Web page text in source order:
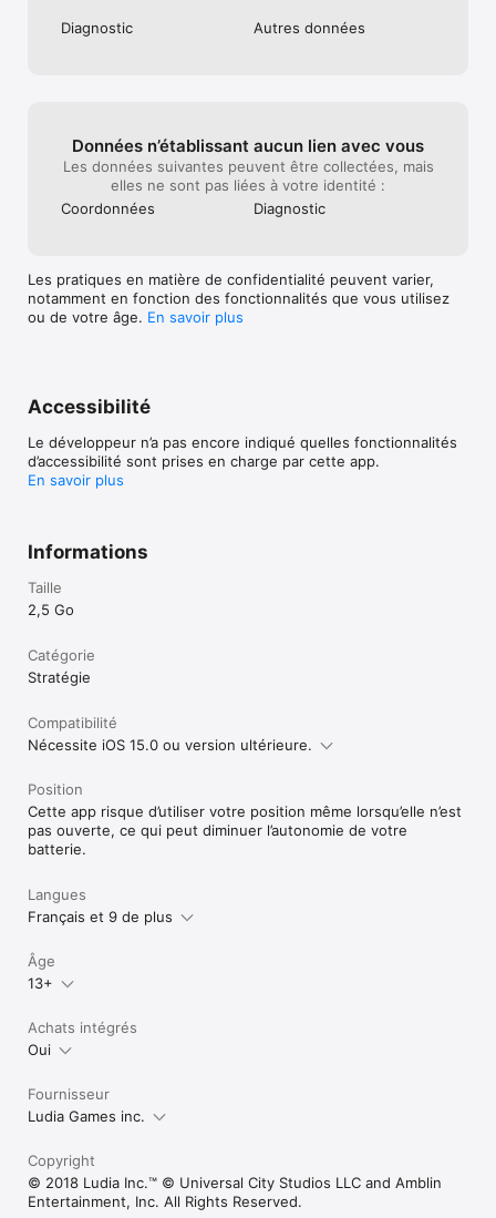
Entertainment, Inc. Licence distribuée par Universal Studios.
Tous droits réservés.
Diagnostic Autres données
Données n’établissant aucun lien avec vous
Les données suivantes peuvent être collectées, mais
elles ne sont pas liées à votre identité :
Coordonnées
Diagnostic
Les pratiques en matière de confidentialité peuvent varier,
notamment en fonction des fonctionnalités que vous utilisez
ou de votre âge. En savoir plus
Accessibilité
Le développeur n’a pas encore indiqué quelles fonctionnalités
d’accessibilité sont prises en charge par cette app.
En savoir plus
Informations
Taille
2,5 Go
Catégorie
Stratégie
Compatibilité
Nécessite iOS 15.0 ou version ultérieure.
Position
Cette app risque d’utiliser votre position même lorsqu’elle n’est
pas ouverte, ce qui peut diminuer l’autonomie de votre
batterie.
Langues
Français et 9 de plus
Âge
13+
Achats intégrés
Oui
Fournisseur
Ludia Games inc.
Copyright
© 2018 Ludia Inc.™ © Universal City Studios LLC and Amblin
Entertainment, Inc. All Rights Reserved.